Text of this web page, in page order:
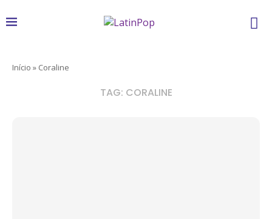
Início » Coraline
TAG: CORALINE